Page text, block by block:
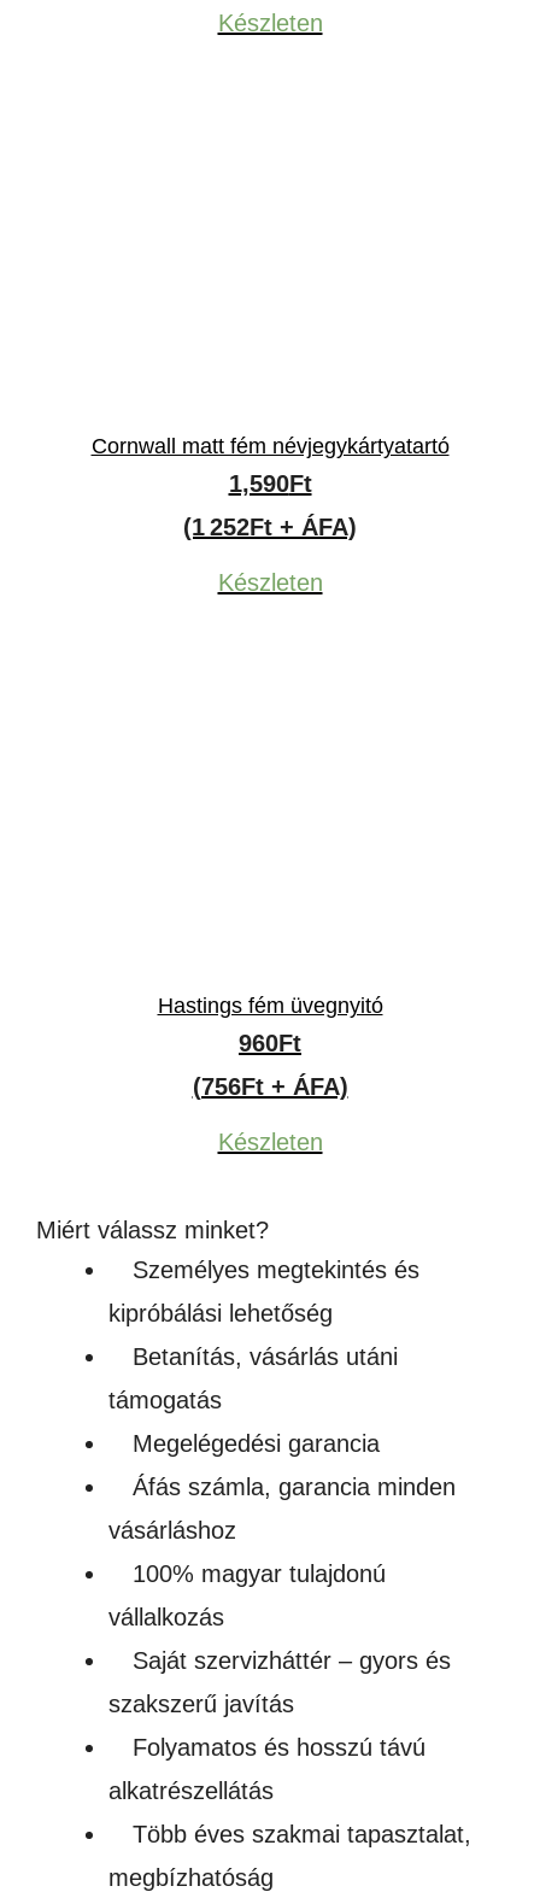
Készleten
Cornwall matt fém névjegykártyatartó
1,590Ft
(1 252Ft + ÁFA)
Készleten
Hastings fém üvegnyitó
960Ft
(756Ft + ÁFA)
Készleten
Miért válassz minket?
Személyes megtekintés és
kipróbálási lehetőség
Betanítás, vásárlás utáni
támogatás
Megelégedési garancia
Áfás számla, garancia minden
vásárláshoz
100% magyar tulajdonú
vállalkozás
Saját szervizháttér – gyors és
szakszerű javítás
Folyamatos és hosszú távú
alkatrészellátás
Több éves szakmai tapasztalat,
megbízhatóság